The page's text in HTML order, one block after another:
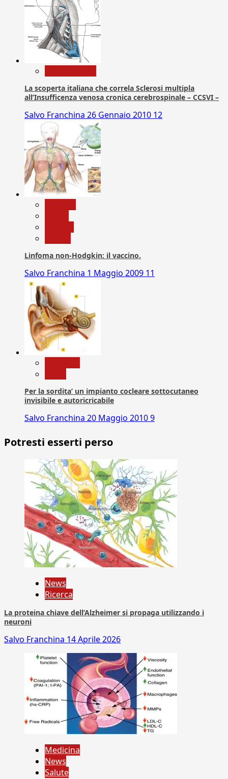
La scoperta italiana che correla Sclerosi multipla
all’Insufficenza venosa cronica cerebrospinale – CCSVI –
Salvo Franchina 26 Gennaio 2010 12
Linfoma non-Hodgkin: il vaccino.
Salvo Franchina 1 Maggio 2009 11
Per la sordita’ un impianto cocleare sottocutaneo
invisibile e autoricricabile
Salvo Franchina 20 Maggio 20109
Potresti esserti perso
News
Ricerca
La proteina chiave dell’Alzheimer si propaga utilizzando i
neuroni
Salvo Franchina 14 Aprile 2026
Medicina
News
Salute